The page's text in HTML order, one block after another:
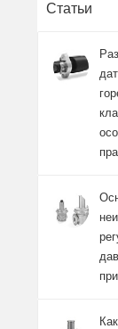
Статьи